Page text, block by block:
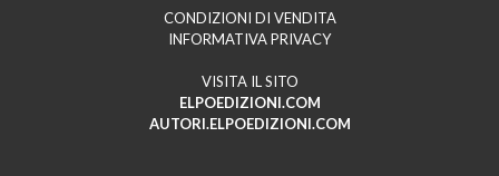
CONDIZIONI DI VENDITA
INFORMATIVA PRIVACY
VISITA IL SITO
ELPOEDIZIONI.COM
AUTORI.ELPOEDIZIONI.COM